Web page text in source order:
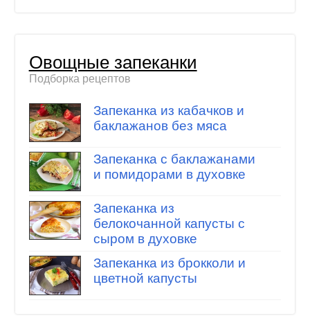
Овощные запеканки
Подборка рецептов
Запеканка из кабачков и
баклажанов без мяса
Запеканка с баклажанами
и помидорами в духовке
Запеканка из
белокочанной капусты с
сыром в духовке
Запеканка из брокколи и
цветной капусты